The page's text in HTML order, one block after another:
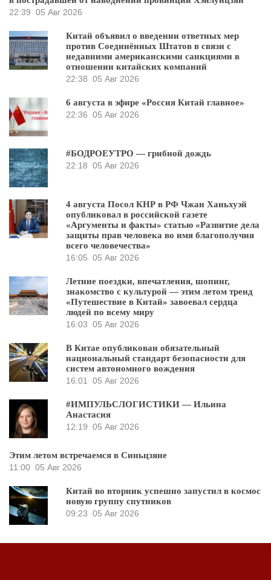
22:39 05 Авг 2026
Китай объявил о введении ответных мер
против Соединённых Штатов в связи с
недавними американскими санкциями в
отношении китайских компаний
22:38 05 Авг 2026
6 августа в эфире «Россия Китай главное»
22:36 05 Авг 2026
#БОДРОЕУТРО — грибной дождь
22:18 05 Авг 2026
4 августа Посол КНР в РФ Чжан Ханьхуэй
опубликовал в российской газете
«Аргументы и факты» статью «Развитие дела
защиты прав человека во имя благополучия
всего человечества»
16:05 05 Авг 2026
Летние поездки, впечатления, шопинг,
знакомство с культурой — этим летом тренд
«Путешествие в Китай» завоевал сердца
людей по всему миру
16:03 05 Авг 2026
В Китае опубликован обязательный
национальный стандарт безопасности для
систем автономного вождения
16:01
05 Авг 2026
#ИМПУЛЬСЛОГИСТИКИ — Ильина
Анастасия
12:19 05 Авг 2026
Этим летом встречаемся в Синьцзяне
11:00 05 Авг 2026
Китай во вторник успешно запустил в космос
новую группу спутников
09:23 05 Авг 2026